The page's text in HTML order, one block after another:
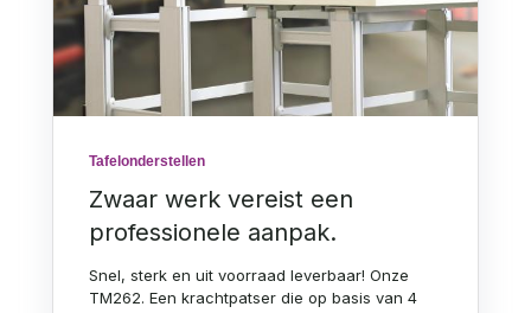
Tafelonderstellen
Zwaar werk vereist een
professionele aanpak.
Snel, sterk en uit voorraad leverbaar! Onze
TM262. Een krachtpatser die op basis van 4